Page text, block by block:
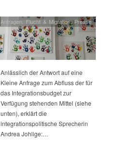
Anfragen, Flucht & Migration,Presse
Anlässlich der Antwort auf eine
Kleine Anfrage zum Abfluss der für
das Integrationsbudget zur
Verfügung stehenden Mittel (siehe
unten), erklärt die
integrationspolitische Sprecherin
Andrea Johlige:…